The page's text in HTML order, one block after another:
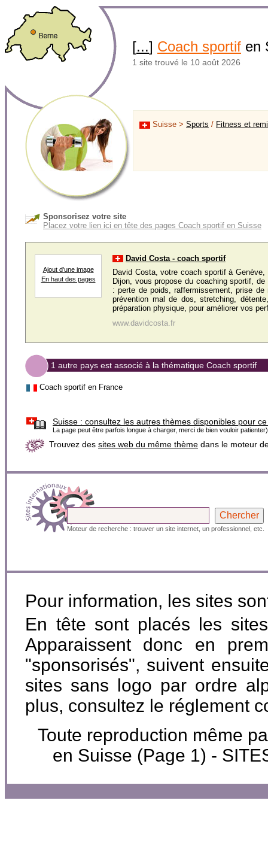
[...] Coach sportif en
1 site trouvé le 10 août 2026
Suisse > Sports / Fitness et
Sponsorisez votre site
Placez votre lien ici en tête des pages Coach sportif en Suisse
Ajout d'une image
En haut des pages
David Costa - coach sportif
David Costa, votre coach sportif à
Dijon, vous propose du coaching sportif,
: perte de poids, raffermissement, prise de
prévention mal de dos, stretching,
préparation physique, pour améliorer vos
www.davidcosta.fr
1 autre pays est associé à la thématique Coach sportif
Coach sportif en France
Suisse : consultez les autres thèmes disponibles pour
La page peut être parfois longue à charger, merci de bien vouloir patienter)
Trouvez des sites web du même thème dans le moteur
Moteur de recherche : trouver un site internet, un professionnel, etc.
Pour information, les sites
En tête sont placés les
Apparaissent donc en
"sponsorisés", suivent
sites sans logo par ordre
plus, consultez le réglement
Toute reproduction même
en Suisse (Page 1) -